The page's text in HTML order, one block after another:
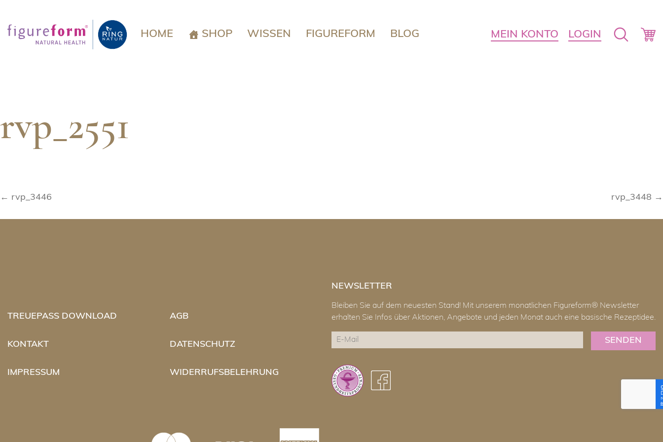
Inhalt
HOME SHOP WISSEN FIGUREFORM BLOG MEIN KONTO LOGIN
rvp_2551
Beitragsnavigation
← rvp_3446 rvp_3448 →
TREUEPASS DOWNLOAD
KONTAKT
IMPRESSUM
AGB
DATENSCHUTZ
WIDERRUFSBELEHRUNG
NEWSLETTER
Bleiben Sie auf dem neuesten Stand! Mit unserem monatlichen Figureform® Newsletter
erhalten Sie Infos über Aktionen, Angebote und jeden Monat auch eine basische Rezeptidee.
E-